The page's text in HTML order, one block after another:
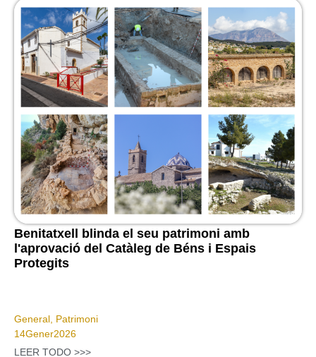
Benitatxell blinda el seu patrimoni amb
l'aprovació del Catàleg de Béns i Espais
Protegits
General Patrimoni
14Gener2026
LEER TODO >>>